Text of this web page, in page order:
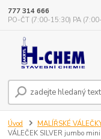
777 314 666
PO-ČT (7:00-15:30) PA
Úvod
MALÍŘSKÉ
VÁLEČEK SILVER jumbo mini